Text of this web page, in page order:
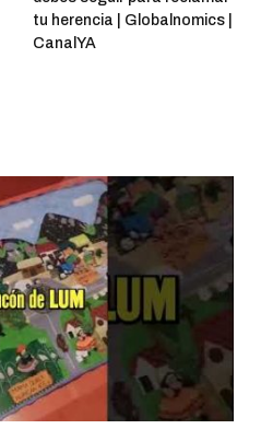
tu herencia | Globalnomics |
CanalYA